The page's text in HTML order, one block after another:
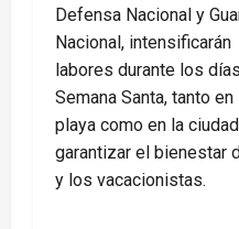
Defensa Nacional y
Nacional, intensificarán
labores durante los
Semana Santa, tanto en
playa como en la
garantizar el bienestar
y los vacacionistas.